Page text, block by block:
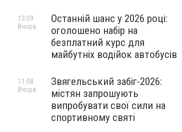
Останній шанс у 2026 році:
оголошено набір на
безплатний курс для
майбутніх водійок автобусів
13:09
Вчора
Звягельський забіг-2026:
містян запрошують
випробувати свої сили на
спортивному святі
11:08
Вчора